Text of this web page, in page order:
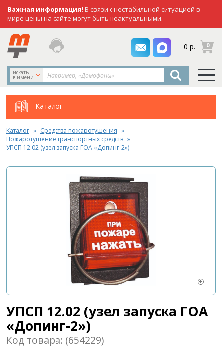
Важная информация! В связи с нестабильной ситуацией в
мире цены на сайте могут быть неактуальными.
0 р. 0
искать
в имени
Каталог
Каталог
Средства пожаротушения
Пожаротушение транспортных средств
УПСП 12.02 (узел запуска ГОА «Допинг-2»)
УПСП 12.02 (узел запуска ГОА
«Допинг-2»)
Код товара: (654229)